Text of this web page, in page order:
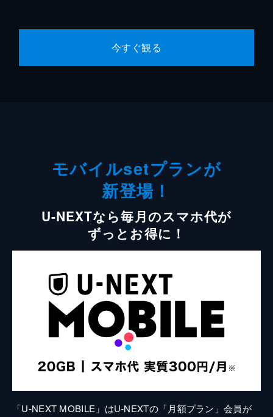
今すぐ観る
モバイルsetプランが
新登場！
U-NEXTなら毎月のスマホ代が
ずっとお得に！
「U-NEXT MOBILE」はU-NEXTの「月額プラン」会員が